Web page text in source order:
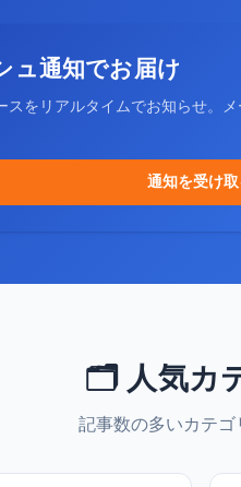
ュ通知でお届け
をリアルタイムでお知らせ。
通知を受け取
🗂️ 人気カ
記事数の多いカテゴ